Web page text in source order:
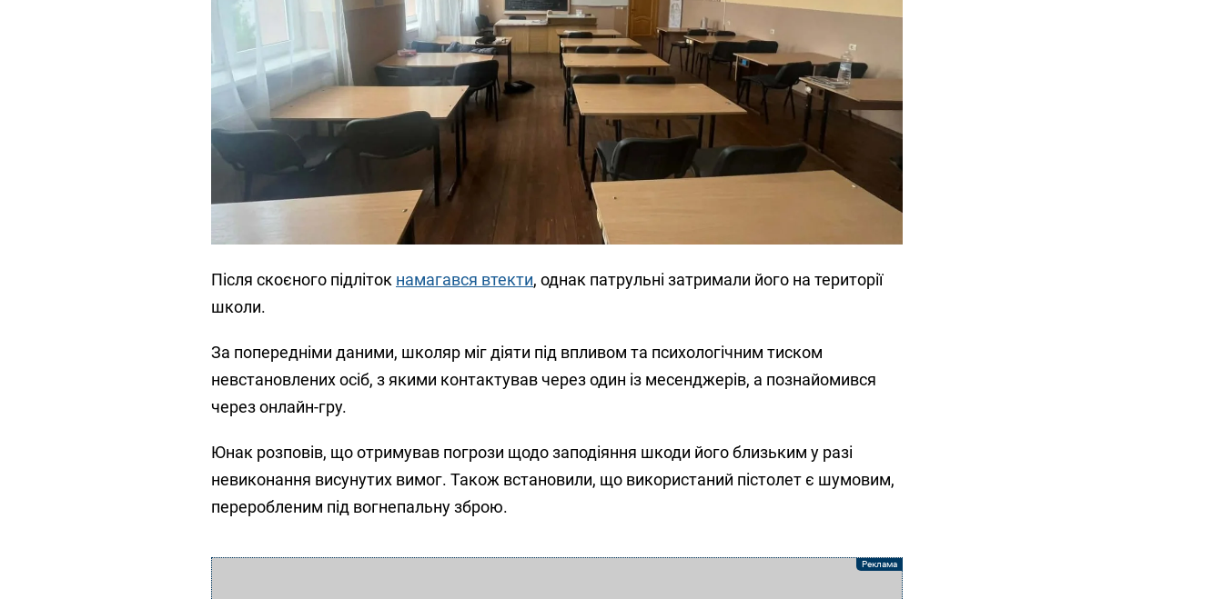
Після скоєного підліток намагався втекти, однак патрульні затримали його на території
школи.
За попередніми даними, школяр міг діяти під впливом та психологічним тиском
невстановлених осіб, з якими контактував через один із месенджерів, а познайомився
через онлайн-гру.
Юнак розповів, що отримував погрози щодо заподіяння шкоди його близьким у разі
невиконання висунутих вимог. Також встановили, що використаний пістолет є шумовим,
переробленим під вогнепальну зброю.